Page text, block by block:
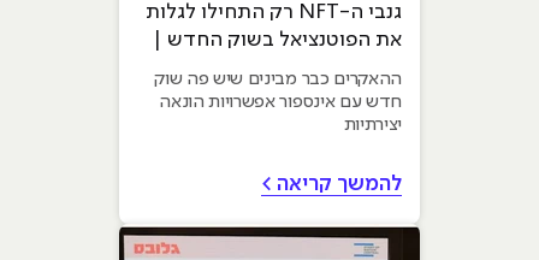
גנבי ה-NFT רק התחילו לגלות
את הפוטנציאל בשוק החדש |
ההאקרים כבר מבינים שיש פה שוק
חדש עם אינספור אפשרויות הונאה
יצירתיות
להמשך קריאה >